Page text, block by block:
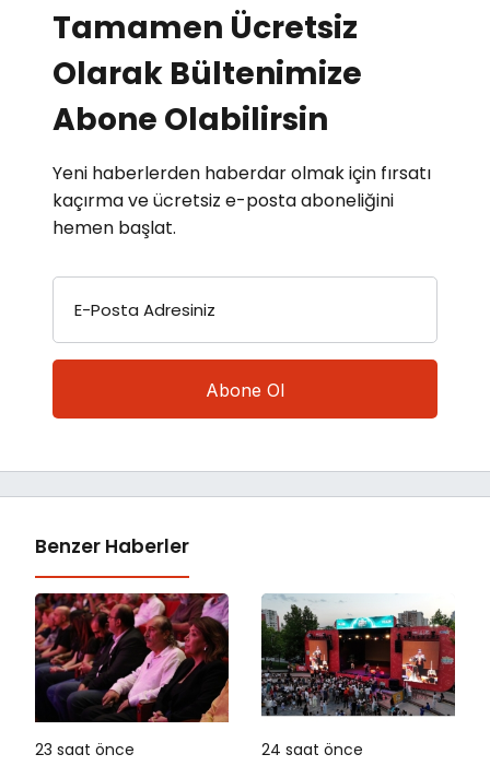
Tamamen Ücretsiz
Olarak Bültenimize
Abone Olabilirsin
Yeni haberlerden haberdar olmak için fırsatı
kaçırma ve ücretsiz e-posta aboneliğini
hemen başlat.
E-Posta Adresiniz
Benzer Haberler
23 saat önce 24 saat önce